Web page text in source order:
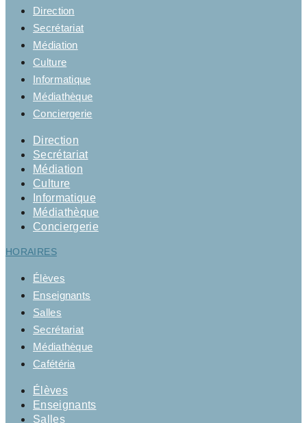
Direction
Secrétariat
Médiation
Culture
Informatique
Médiathèque
Conciergerie
Direction
Secrétariat
Médiation
Culture
Informatique
Médiathèque
Conciergerie
HORAIRES
Élèves
Enseignants
Salles
Secrétariat
Médiathèque
Cafétéria
Élèves
Enseignants
Salles